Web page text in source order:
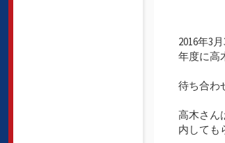
2016年3
年度に高
待ち合わ
高木さん
内しても